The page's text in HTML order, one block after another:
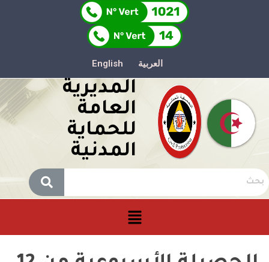
العربية English
المديرية
العامة
للحماية
المدنية